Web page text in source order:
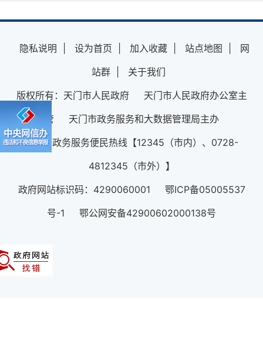
隐私说明 设为首页 加入收藏 站点地图
网
站群
关于我们
版权所有：天门市人民政府 天门市人民政府办公室主
管 天门市政务服务和大数据管理局主办
12345政务服务便民热线【12345（市内）、0728-
4812345（市外）】
政府网站标识码：4290060001 鄂ICP备05005537
号-1 鄂公网安备42900602000138号